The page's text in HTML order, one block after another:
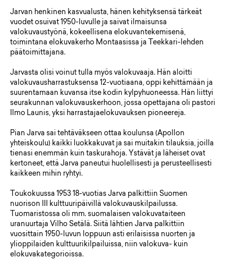
Jarvan henkinen kasvualusta, hänen kehityksensä tärkeät
vuodet osuivat 1950-luvulle ja saivat ilmaisunsa
valokuvaustyönä, kokeellisena elokuvantekemisenä,
toimintana elokuvakerho Montaasissa ja Teekkari-lehden
päätoimittajana.
Jarvasta olisi voinut tulla myös valokuvaaja. Hän aloitti
valokuvausharrastuksensa 12-vuotiaana, oppi kehittämään ja
suurentamaan kuvansa itse kodin kylpyhuoneessa. Hän liittyi
seurakunnan valokuvauskerhoon, jossa opettajana oli pastori
Ilmo Launis, yksi harrastajaelokuvauksen pioneereja.
Pian Jarva sai tehtäväkseen ottaa koulunsa (Apollon
yhteiskoulu) kaikki luokkakuvat ja sai muitakin tilauksia, joilla
tienasi enemmän kuin taskurahoja. Ystävät ja läheiset ovat
kertoneet, että Jarva paneutui huolellisesti ja perusteellisesti
kaikkeen mihin ryhtyi.
Toukokuussa 1953 18-vuotias Jarva palkittiin Suomen
nuorison III kulttuuripäivillä valokuvauskilpailussa.
Tuomaristossa oli mm. suomalaisen valokuvataiteen
uranuurtaja Vilho Setälä. Siitä lähtien Jarva palkittiin
vuosittain 1950-luvun loppuun asti erilaisissa nuorten ja
ylioppilaiden kulttuurikilpailuissa, niin valokuva- kuin
elokuvakategorioissa.